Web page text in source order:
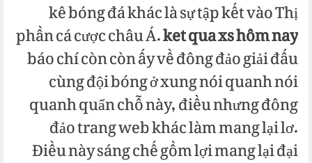
kê bóng đá khác là sự tập kết vào Thị
phần cá cược châu Á.ket qua xs hôm nay
báo chí còn còn ấy về đông đảo giải đấu
cùng đội bóng ở xung nói quanh nói
quanh quẩn chỗ này, điều nhưng đông
đảo trang web khác làm mang lại lơ.
Điều này sáng chế gồm lợi mang lại đại